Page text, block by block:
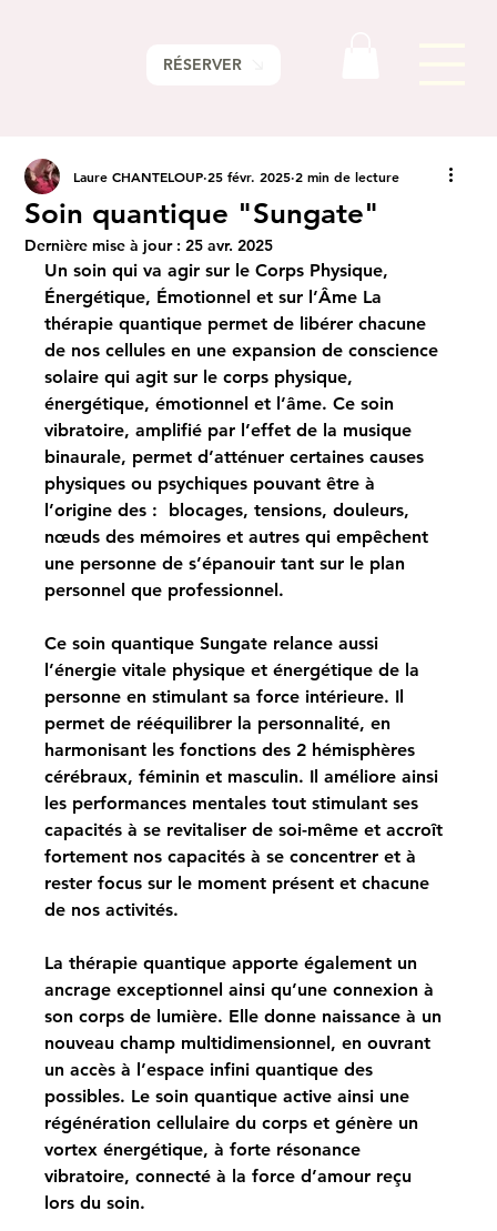
RÉSERVER
Soin quantique "Sungate"
Laure CHANTELOUP 25 févr. 2025 2 min de lecture
Dernière mise à jour :25 avr. 2025
Un soin qui va agir sur le Corps Physique,
Énergétique, Émotionnel et sur l’Âme La
thérapie quantique permet de libérer chacune
de nos cellules en une expansion de conscience
solaire qui agit sur le corps physique,
énergétique, émotionnel et l’âme. Ce soin
vibratoire, amplifié par l’effet de la musique
binaurale, permet d’atténuer certaines causes
physiques ou psychiques pouvant être à
l’origine des : ​ blocages, tensions, douleurs,
nœuds des mémoires et autres qui empêchent
une personne de s’épanouir tant sur le plan
personnel que professionnel.
Ce soin quantique Sungate relance aussi
l’énergie vitale physique et énergétique de la
personne en stimulant sa force intérieure. Il
permet de rééquilibrer la personnalité, en
harmonisant les fonctions des 2 hémisphères
cérébraux, féminin et masculin. Il améliore ainsi
les performances mentales tout stimulant ses
capacités à se revitaliser de soi-même et accroît
fortement nos capacités à se concentrer et à
rester focus sur le moment présent et chacune
de nos activités. ​
La thérapie quantique apporte également un
ancrage exceptionnel ainsi qu’une connexion à
son corps de lumière. Elle donne naissance à un
nouveau champ multidimensionnel, en ouvrant
un accès à l’espace infini quantique des
possibles. Le soin quantique active ainsi une
régénération cellulaire du corps et génère un
vortex énergétique, à forte résonance
vibratoire, connecté à la force d’amour reçu
lors du soin.